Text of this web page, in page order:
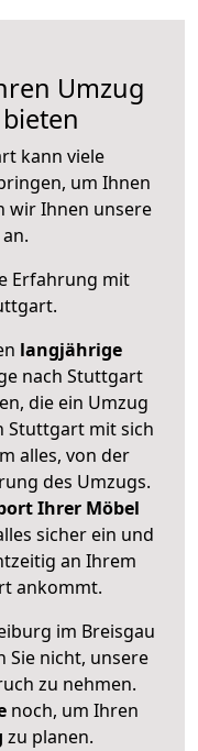
Umzug
kann viele
um Ihnen
wir Ihnen unsere
Erfahrung mit
.
langjährige
nach Stuttgart
die ein Umzug
Stuttgart mit sich
alles, von der
des Umzugs.
Ihrer Möbel
sicher ein und
an Ihrem
ankommt.
im Breisgau
Sie nicht, unsere
zu nehmen.
noch, um Ihren
zu planen.